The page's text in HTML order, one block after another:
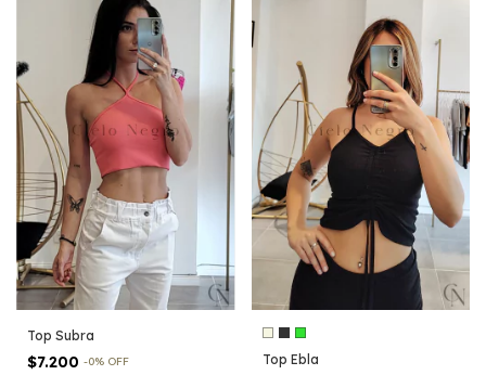
Top Subra
$7.200 -0% OFF Top Ebla